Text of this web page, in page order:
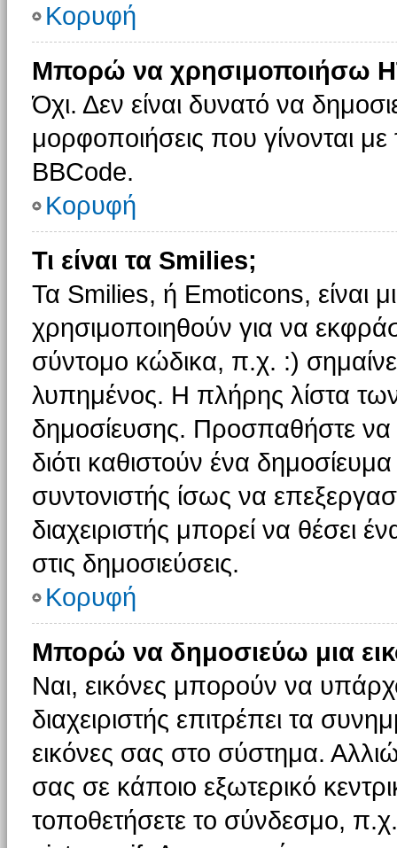
Κορυφή
Μπορώ να χρησιμοποιήσω
Όχι. Δεν είναι δυνατό να
μορφοποιήσεις που γίνονται
BBCode.
Κορυφή
Τι είναι τα Smilies;
Τα Smilies, ή Emoticons, είναι
χρησιμοποιηθούν για να
σύντομο κώδικα, π.χ. :)
λυπημένος. Η πλήρης λίστα των
δημοσίευσης. Προσπαθήστε να
διότι καθιστούν ένα
συντονιστής ίσως να
διαχειριστής μπορεί να θέσει
στις δημοσιεύσεις.
Κορυφή
Μπορώ να δημοσιεύω μια
Ναι, εικόνες μπορούν να
διαχειριστής επιτρέπει τα
εικόνες σας στο σύστημα.
σας σε κάποιο εξωτερικό
τοποθετήσετε το σύνδεσμο,